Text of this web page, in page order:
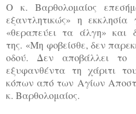
Ο κ. Βαρθολομαίος
εξαντλητικώς» η
«θεραπεύει τα άλγη» και
της. «Μη φοβείσθε, δεν
οδού. Δεν αποβάλλει το
εξυφανθέντα τη χάριτι
κόπων από των Αγίων
κ. Βαρθολομαίος.